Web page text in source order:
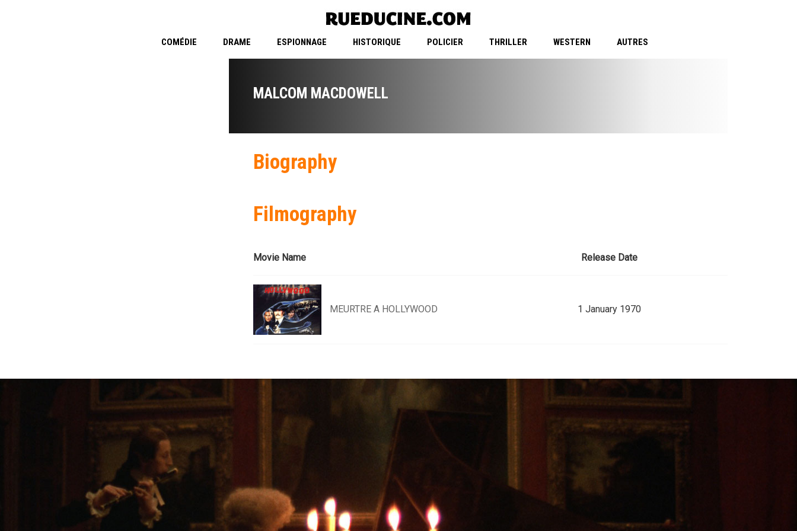
COMÉDIE DRAME ESPIONNAGE HISTORIQUE POLICIER THRILLER WESTERN AUTRES
MALCOM MACDOWELL
Biography
Filmography
Movie Name Release Date
MEURTRE A HOLLYWOOD 1 January 1970